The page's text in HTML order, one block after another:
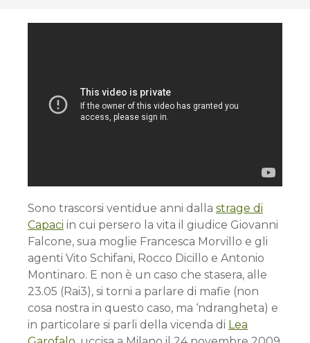
Sono trascorsi ventidue anni dalla strage di
Capaci in cui persero la vita il giudice Giovanni
Falcone, sua moglie Francesca Morvillo e gli
agenti Vito Schifani, Rocco Dicillo e Antonio
Montinaro. E non è un caso che stasera, alle
23.05 (Rai3), si torni a parlare di mafie (non
cosa nostra in questo caso, ma ‘ndrangheta) e
in particolare si parli della vicenda di Lea